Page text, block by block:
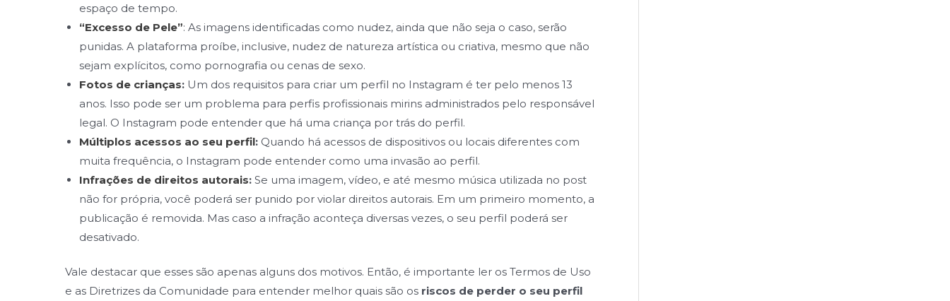
espaço de tempo.
“Excesso de Pele”: As imagens identificadas como nudez, ainda que não seja o caso, serão
punidas. A plataforma proíbe, inclusive, nudez de natureza artística ou criativa, mesmo que não
sejam explícitos, como pornografia ou cenas de sexo.
Fotos de crianças: Um dos requisitos para criar um perfil no Instagram é ter pelo menos 13
anos. Isso pode ser um problema para perfis profissionais mirins administrados pelo responsável
legal. O Instagram pode entender que há uma criança por trás do perfil.
Múltiplos acessos ao seu perfil: Quando há acessos de dispositivos ou locais diferentes com
muita frequência, o Instagram pode entender como uma invasão ao perfil.
Infrações de direitos autorais: Se uma imagem, vídeo, e até mesmo música utilizada no post
não for própria, você poderá ser punido por violar direitos autorais. Em um primeiro momento, a
publicação é removida. Mas caso a infração aconteça diversas vezes, o seu perfil poderá ser
desativado.
Vale destacar que esses são apenas alguns dos motivos. Então, é importante ler os Termos de Uso
e as Diretrizes da Comunidade para entender melhor quais são os riscos de perder o seu perfil